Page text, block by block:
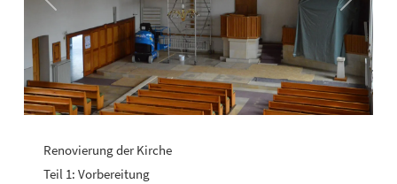
▼
▼
Previous Next
Renovierung der Kirche
Teil 1: Vorbereitung